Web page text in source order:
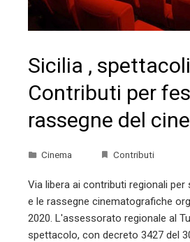
Sicilia ,
Contributi per
rassegne del
Cinema Contributi
Via libera ai contributi regionali per
e le rassegne cinematografiche
2020. L'assessorato regionale al
spettacolo, con decreto 3427 del